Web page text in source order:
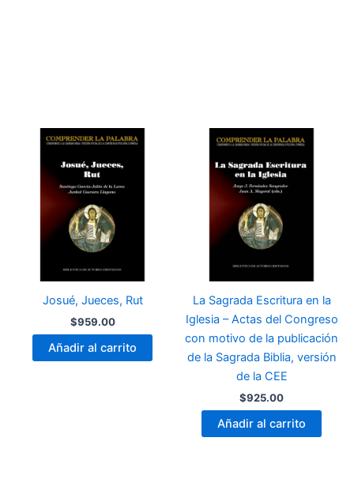
Josué, Jueces, Rut
$959.00
Añadir al carrito
La Sagrada Escritura en la
Iglesia – Actas del Congreso
con motivo de la publicación
de la Sagrada Biblia, versión
de la CEE
$925.00
Añadir al carrito